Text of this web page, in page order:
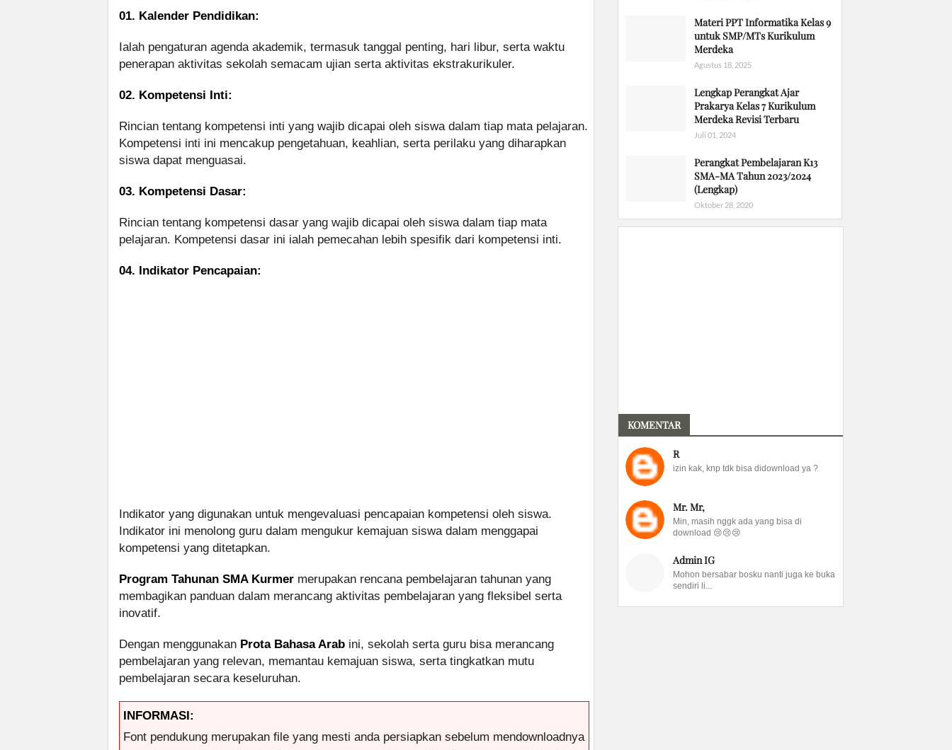
01. Kalender Pendidikan:
Ialah pengaturan agenda akademik, termasuk tanggal penting, hari libur, serta waktu
penerapan aktivitas sekolah semacam ujian serta aktivitas ekstrakurikuler.
02. Kompetensi Inti:
Rincian tentang kompetensi inti yang wajib dicapai oleh siswa dalam tiap mata pelajaran.
Kompetensi inti ini mencakup pengetahuan, keahlian, serta perilaku yang diharapkan
siswa dapat menguasai.
03. Kompetensi Dasar:
Rincian tentang kompetensi dasar yang wajib dicapai oleh siswa dalam tiap mata
pelajaran. Kompetensi dasar ini ialah pemecahan lebih spesifik dari kompetensi inti.
04. Indikator Pencapaian:
Indikator yang digunakan untuk mengevaluasi pencapaian kompetensi oleh siswa.
Indikator ini menolong guru dalam mengukur kemajuan siswa dalam menggapai
kompetensi yang ditetapkan.
Program Tahunan SMA Kurmer merupakan rencana pembelajaran tahunan yang
membagikan panduan dalam merancang aktivitas pembelajaran yang fleksibel serta
inovatif.
Dengan menggunakan Prota Bahasa Arab ini, sekolah serta guru bisa merancang
pembelajaran yang relevan, memantau kemajuan siswa, serta tingkatkan mutu
pembelajaran secara keseluruhan.
INFORMASI:
Font pendukung merupakan file yang mesti anda persiapkan sebelum mendownloadnya
Materi PPT Informatika Kelas 9
untuk SMP/MTs Kurikulum
Merdeka
Agustus 18, 2025
Lengkap Perangkat Ajar
Prakarya Kelas 7 Kurikulum
Merdeka Revisi Terbaru
Juli 01, 2024
Perangkat Pembelajaran K13
SMA-MA Tahun 2023/2024
(Lengkap)
Oktober 28, 2020
KOMENTAR
R
izin kak, knp tdk bisa didownload ya ?
Mr. Mr,
Min, masih nggk ada yang bisa di
download 😢😢😢
Admin IG
Mohon bersabar bosku nanti juga ke buka
sendiri li...